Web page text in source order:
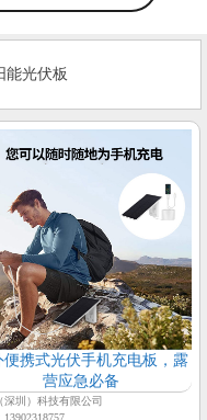
能光伏板
便携式光伏手机充电板，露
营应急必备
深圳）科技有限公司